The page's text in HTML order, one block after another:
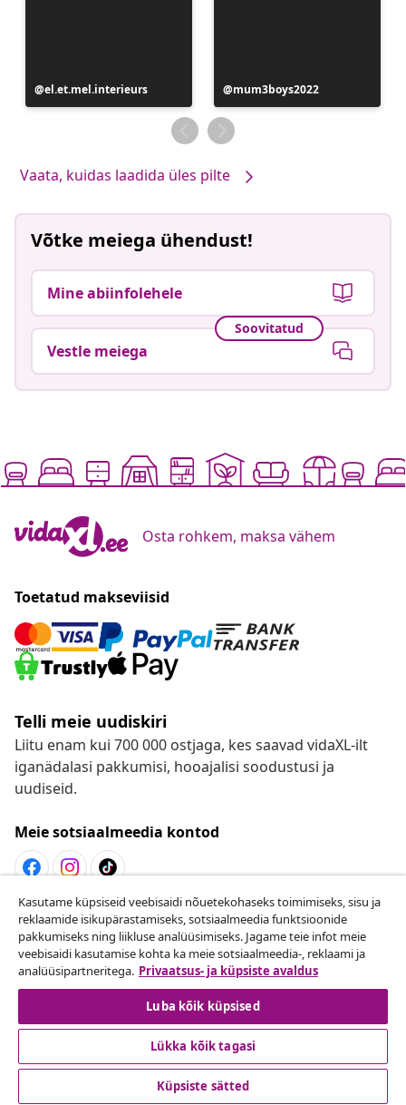
Postitus
avaldatud
el.et.mel.interieurs
Postitus
avaldatud
mum3boys2022
Vaata, kuidas laadida üles pilte
Võtke meiega ühendust!
Mine abiinfolehele
Soovitatud
Vestle meiega
Osta rohkem, maksa vähem
Toetatud makseviisid
Telli meie uudiskiri
Liitu enam kui 700 000 ostjaga, kes saavad vidaXL-ilt
iganädalasi pakkumisi, hooajalisi soodustusi ja
uudiseid.
Meie sotsiaalmeedia kontod
Lepingust taganemine
Esita oma tellimuse kohta tagastamissoov.
Lepingust taganemine
Klienditeenindus
Kasutame küpsiseid veebisaidi nõuetekohaseks toimimiseks, sisu ja
reklaamide isikupärastamiseks, sotsiaalmeedia funktsioonide
pakkumiseks ning liikluse analüüsimiseks. Jagame teie infot meie
veebisaidi kasutamise kohta ka meie sotsiaalmeedia-, reklaami ja
analüüsipartneritega. Privaatsus- ja küpsiste avaldus
Luba kõik küpsised
Lükka kõik tagasi
Küpsiste sätted